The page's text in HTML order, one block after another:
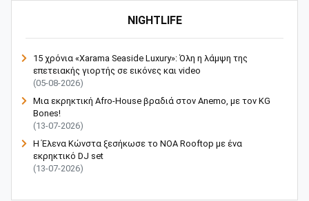
NIGHTLIFE
15 χρόνια «Xarama Seaside Luxury»: Όλη η λάμψη της
επετειακής γιορτής σε εικόνες και video
(05-08-2026)
Μια εκρηκτική Afro-House βραδιά στον Anemo, με τον KG
Bones!
(13-07-2026)
Η Έλενα Κώνστα ξεσήκωσε το NOA Rooftop με ένα
εκρηκτικό DJ set
(13-07-2026)